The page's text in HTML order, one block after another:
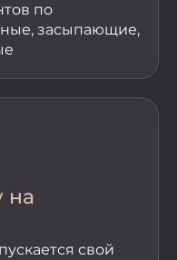
по
засыпающие,
на
свой